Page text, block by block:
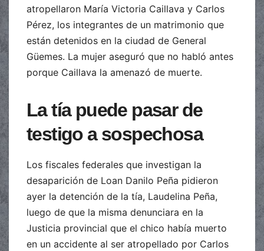
atropellaron María Victoria Caillava y Carlos
Pérez, los integrantes de un matrimonio que
están detenidos en la ciudad de General
Güemes. La mujer aseguró que no habló antes
porque Caillava la amenazó de muerte.
La tía puede pasar de
testigo a sospechosa
Los fiscales federales que investigan la
desaparición de Loan Danilo Peña pidieron
ayer la detención de la tía, Laudelina Peña,
luego de que la misma denunciara en la
Justicia provincial que el chico había muerto
en un accidente al ser atropellado por Carlos